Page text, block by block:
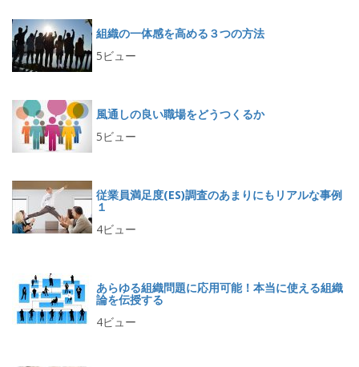
組織の一体感を高める３つの方法
5ビュー
風通しの良い職場をどうつくるか
5ビュー
従業員満足度(ES)調査のあまりにもリアルな事例
１
4ビュー
あらゆる組織問題に応用可能！本当に使える組織
論を伝授する
4ビュー